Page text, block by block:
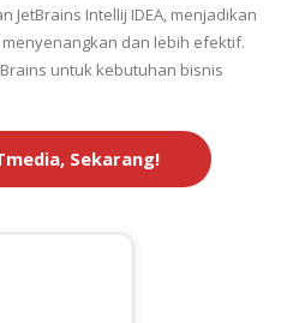
JetBrains Intellij IDEA, menjadikan
dan lebih efektif.
untuk kebutuhan bisnis
Sekarang!